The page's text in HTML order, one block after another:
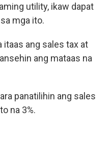
utility, ikaw dapat
mga ito.
itaas ang sales tax at
ang mataas na
panatilihin ang sales
na 3%.